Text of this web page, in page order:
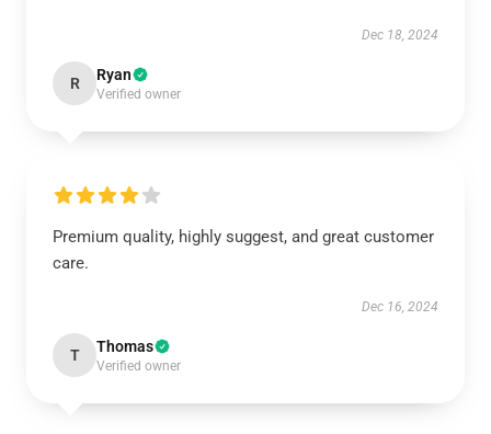
Dec 18, 2024
R Ryan
Verified owner
Premium quality, highly suggest, and great customer
care.
Dec 16, 2024
T Thomas
Verified owner